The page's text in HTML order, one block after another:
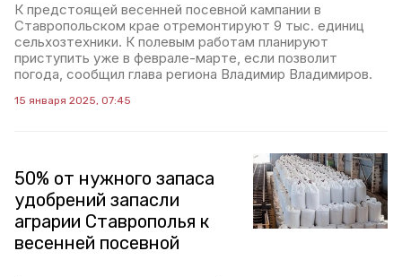
К предстоящей весенней посевной кампании в
Ставропольском крае отремонтируют 9 тыс. единиц
сельхозтехники. К полевым работам планируют
приступить уже в феврале-марте, если позволит
погода, сообщил глава региона Владимир Владимиров.
15 января 2025, 07:45
50% от нужного запаса
удобрений запасли
аграрии Ставрополья к
весенней посевной